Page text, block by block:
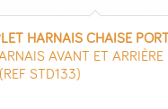
HARNAIS CHAISE
AVANT ET
STD133)